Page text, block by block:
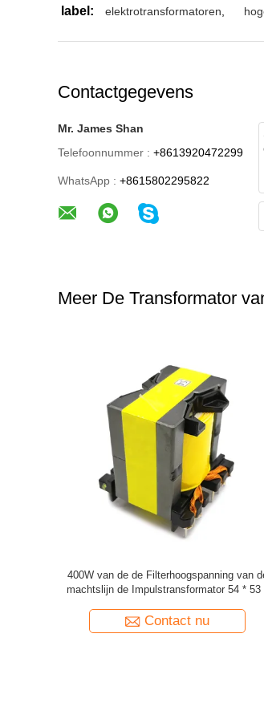
label: elektrotransformatoren
Contactgegevens
Mr. James Shan
Telefoonnummer : +8613920472299
WhatsApp : +8615802295822
Meer De Transformator
Toroidal Smd-van de het Ferrietkern van
Rolinductor 200uH Wirewound de
Contact nu